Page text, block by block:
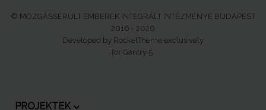
© MOZGÁSSÉRÜLT EMBEREK INTEGRÁLT INTÉZMÉNYE BUDAPEST
2016 - 2026
Developed by RocketTheme exclusively
for Gantry 5.
PROJEKTEK